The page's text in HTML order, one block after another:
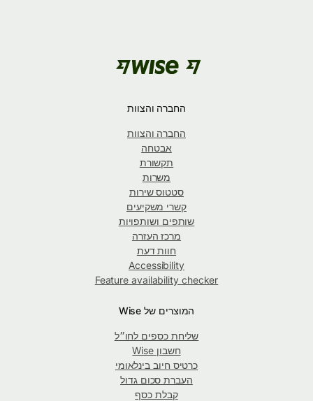
החברה והצוות
החברה והצוות
אבטחה
תקשורת
משרות
סטטוס שירות
קשרי משקיעים
שותפים ושותפויות
מרכז העזרה
חוות דעת
Accessibility
Feature availability checker
המוצרים של Wise
שליחת כספים לחו״ל
חשבון Wise
כרטיס חיוב בינלאומי
העברת סכום גדול
קבלת כסף